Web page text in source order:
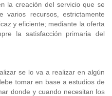
la creación del servicio que se
recursos, estrictamente
y eficiente; mediante la oferta
la satisfacción primaria del
se lo va a realizar en algún
tomar en base a estudios de
donde y cuando necesitan los